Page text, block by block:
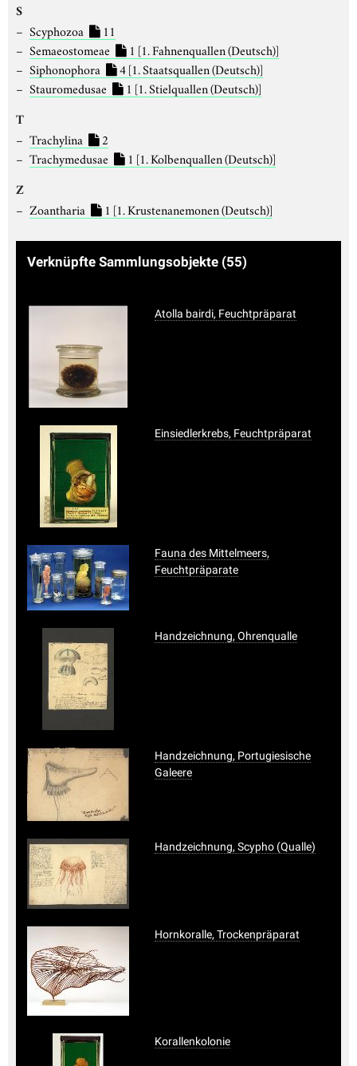
S
Scyphozoa
11
Semaeostomeae
1 [1. Fahnenquallen (Deutsch)]
Siphonophora
4[1. Staatsquallen (Deutsch)]
Stauromedusae
1 [1. Stielquallen (Deutsch)]
T
Trachylina
2
Trachymedusae
1 [1. Kolbenquallen (Deutsch)]
Z
Zoantharia 1 [1. Krustenanemonen (Deutsch)]
Verknüpfte Sammlungsobjekte (55)
Atolla bairdi, Feuchtpräparat
Einsiedlerkrebs, Feuchtpräparat
Fauna des Mittelmeers,
Feuchtpräparate
Handzeichnung, Ohrenqualle
Handzeichnung, Portugiesische
Galeere
Handzeichnung, Scypho (Qualle)
Hornkoralle, Trockenpräparat
Korallenkolonie